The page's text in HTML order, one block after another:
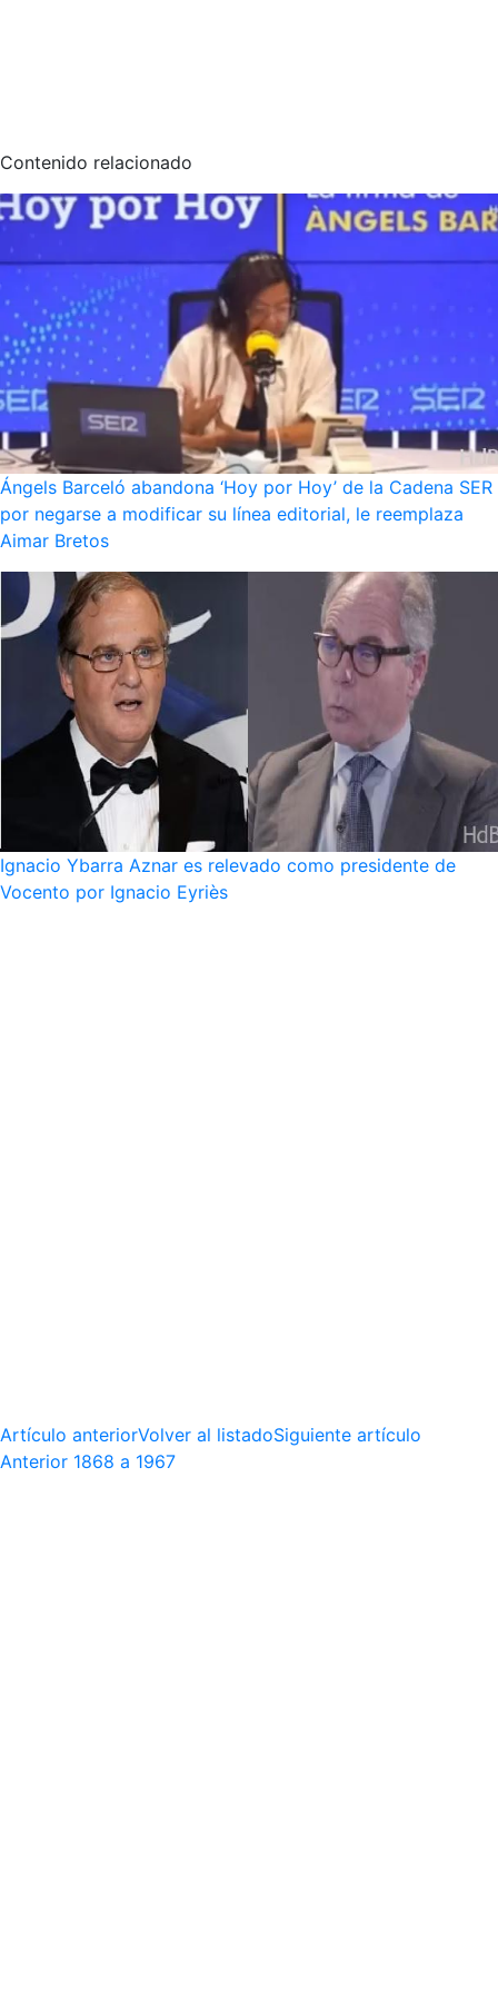
Contenido relacionado
Ángels Barceló abandona ‘Hoy por Hoy’ de la Cadena SER
por negarse a modificar su línea editorial, le reemplaza
Aimar Bretos
Ignacio Ybarra Aznar es relevado como presidente de
Vocento por Ignacio Eyriès
Artículo anteriorVolver al listadoSiguiente artículo
Anterior 1868 a 1967